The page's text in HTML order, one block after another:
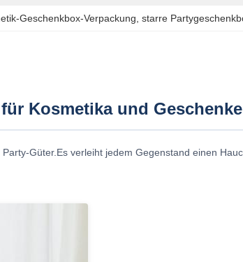
Geschenkbox-Verpackung starre
Kosmetika und Geschenke
Güter.Es verleiht jedem Gegenstand einen